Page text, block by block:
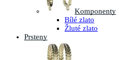
Komponenty
Bílé zlato
Žluté zlato
Prsteny